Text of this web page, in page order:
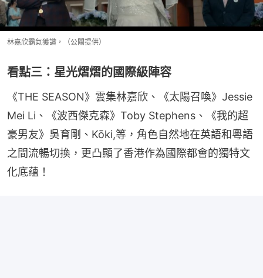
林嘉欣霸氣獲讚，（公關提供）
看點三：星光熠熠的國際級陣容
《THE SEASON》雲集林嘉欣、《太陽召喚》Jessie
Mei Li、《波西傑克森》Toby Stephens、《我的超
豪男友》吳育剛、Kōki,等，角色自然地在英語和粵語
之間流暢切換，更凸顯了香港作為國際都會的獨特文
化底蘊！